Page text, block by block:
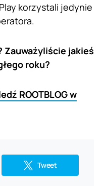
korzystali jedynie
Zauważyliście jakieś
roku?
ROOTBLOG w
Tweet